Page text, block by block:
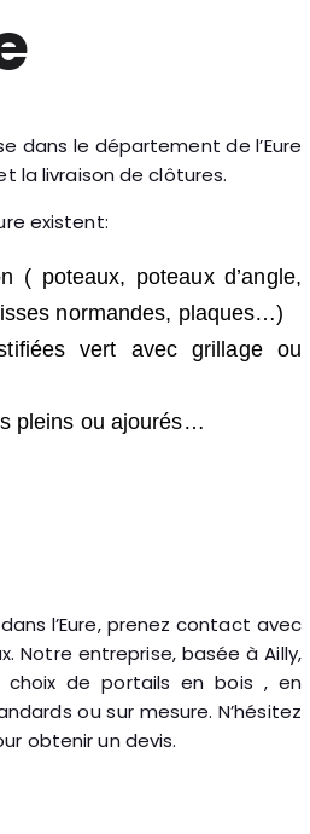
dans le département de l’Eure
la livraison de clôtures.
existent:
( poteaux, poteaux d’angle,
normandes, plaques…)
vert avec grillage ou
pleins ou ajourés…
l’Eure, prenez contact avec
Notre entreprise, basée à Ailly,
choix de portails en bois , en
ou sur mesure. N’hésitez
obtenir un devis.